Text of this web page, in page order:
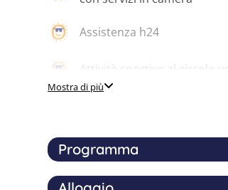
Assistenza h24
Attività sportive al circolo
Mostra di più
Programma